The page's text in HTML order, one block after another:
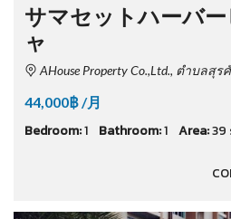
サマセットハーバ
ャ
AHouse Property Co.,Ltd., ตำบลสุ
44,000฿ /月
Bedroom:1 Bathroom:1 Area:39